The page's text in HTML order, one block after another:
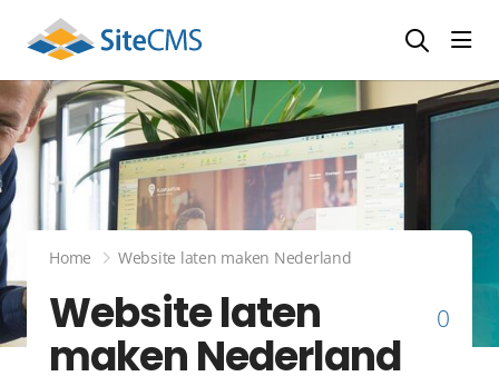
Home Website laten maken Nederland
Website laten
maken Nederland
0